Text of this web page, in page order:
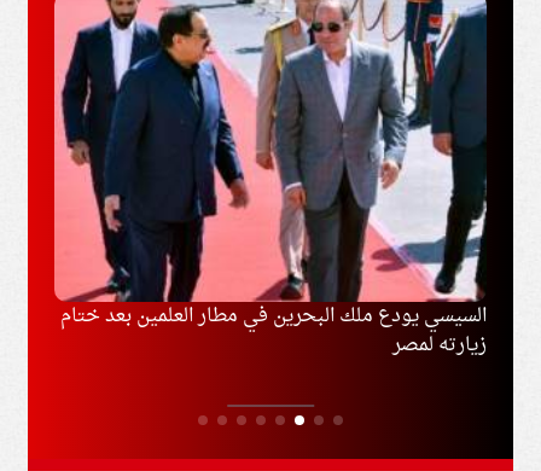
السيسي يودع ملك البحرين في مطار العلمين بعد ختام
زيارته لمصر